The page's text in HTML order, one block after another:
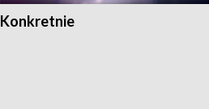
Konkretnie